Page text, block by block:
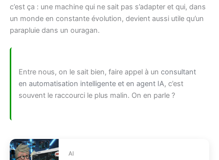
c’est ça : une machine qui ne sait pas s’adapter et qui, dans
un monde en constante évolution, devient aussi utile qu’un
parapluie dans un ouragan.
Entre nous, on le sait bien, faire appel à un consultant
en automatisation intelligente et en agent IA, c’est
souvent le raccourci le plus malin. On en parle ?
AI